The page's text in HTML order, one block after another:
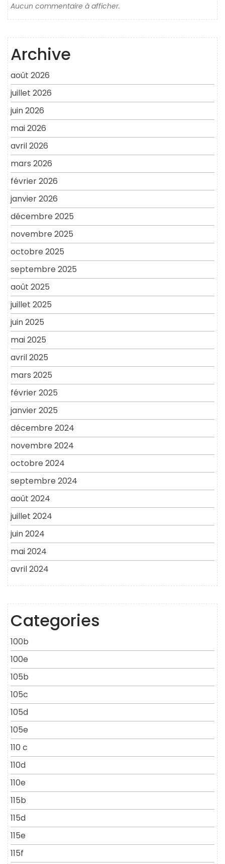
Aucun commentaire à afficher.
Archive
août 2026
juillet 2026
juin 2026
mai 2026
avril 2026
mars 2026
février 2026
janvier 2026
décembre 2025
novembre 2025
octobre 2025
septembre 2025
août 2025
juillet 2025
juin 2025
mai 2025
avril 2025
mars 2025
février 2025
janvier 2025
décembre 2024
novembre 2024
octobre 2024
septembre 2024
août 2024
juillet 2024
juin 2024
mai 2024
avril 2024
Categories
100b
100e
105b
105c
105d
105e
110 c
110d
110e
115b
115d
115e
115f